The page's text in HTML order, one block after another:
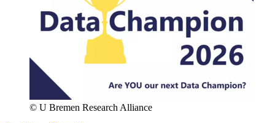
© U Bremen Research Alliance